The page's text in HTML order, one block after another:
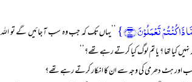
کُنۡتُمۡ تَعۡمَلُوۡنَ ﴿۸۴﴾}
’’یہاں تک کہ جب وہ سب آ جائیں گے تو اللہ
کیا تھا ؟ یا تم لوگ کیا کرتے رہے تھے؟‘‘
تعصب اور ہٹ دھرمی کی وجہ سے ان کا انکار کرتے رہے تھے؟